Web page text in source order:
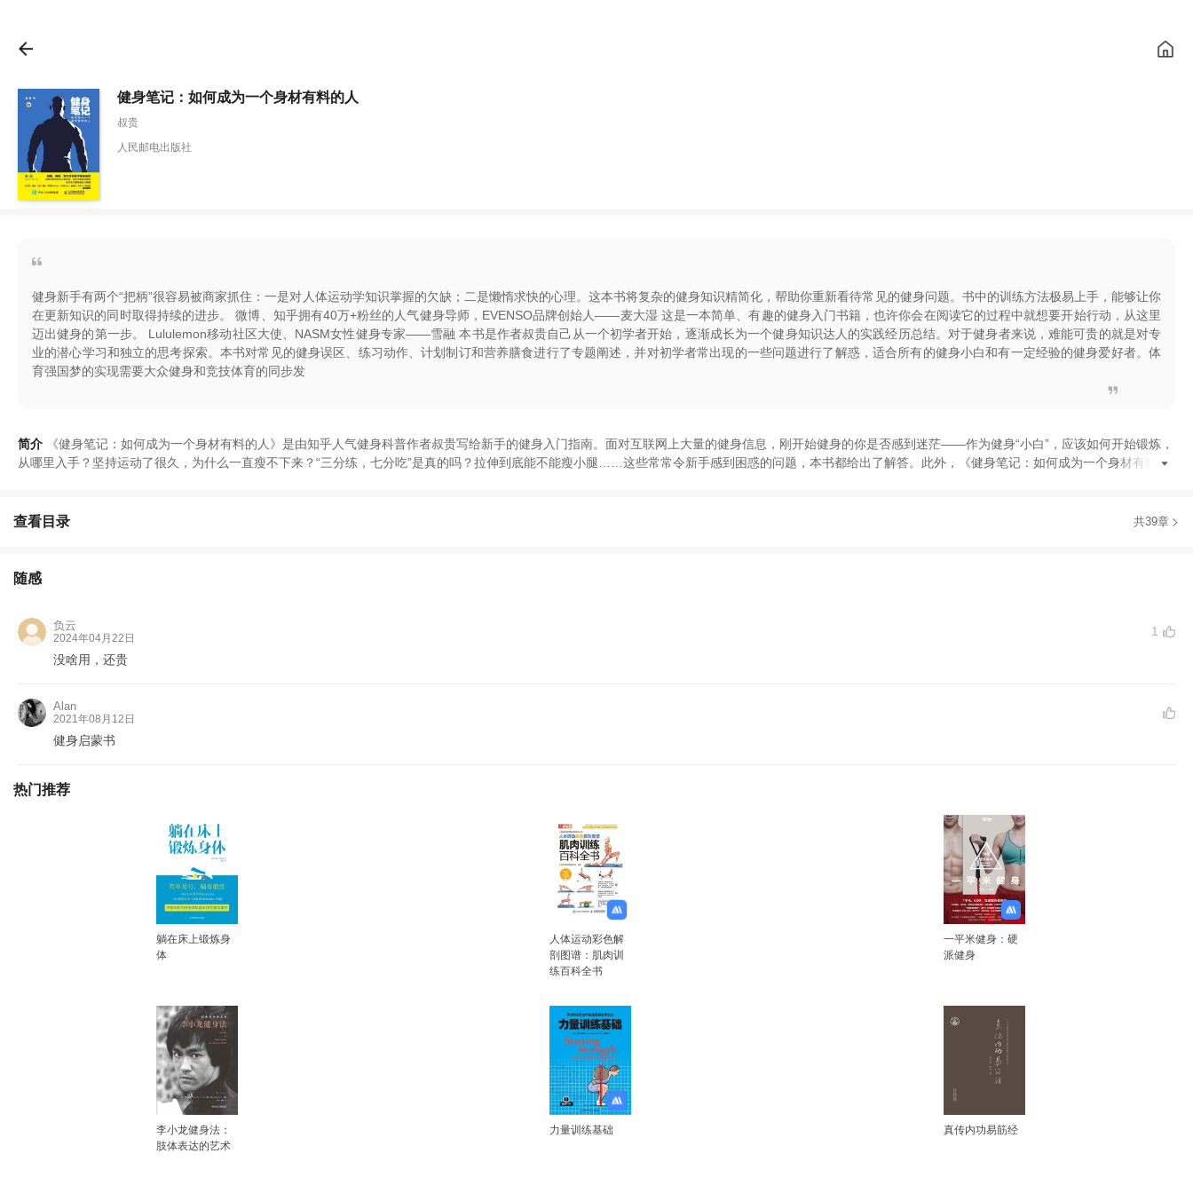
健身笔记：如何成为一个身材有料的人
叔贵
人民邮电出版社
健身新手有两个“把柄”很容易被商家抓住：一是对人体运动学知识掌握的欠缺；二是懒惰求快的心理。这本书将复杂的健身知识精简化，帮助你重新看待常见的健身问题。书中的训练方法极易上手，能够让你
在更新知识的同时取得持续的进步。 微博、知乎拥有40万+粉丝的人气健身导师，EVENSO品牌创始人——麦大湿 这是一本简单、有趣的健身入门书籍，也许你会在阅读它的过程中就想要开始行动，从这里
迈出健身的第一步。 Lululemon移动社区大使、NASM女性健身专家——雪融 本书是作者叔贵自己从一个初学者开始，逐渐成长为一个健身知识达人的实践经历总结。对于健身者来说，难能可贵的就是对专
业的潜心学习和独立的思考探索。本书对常见的健身误区、练习动作、计划制订和营养膳食进行了专题阐述，并对初学者常出现的一些问题进行了解惑，适合所有的健身小白和有一定经验的健身爱好者。体
育强国梦的实现需要大众健身和竞技体育的同步发
《健身笔记 ： 如何成为一个身材有料的人 》 是由知乎人气健身科普作者叔贵写给新手的健身入门指南。 面对互联网上大量的健身信息 ， 刚开始健身的你是否感到迷茫——作为健身“小白” ， 应该如何开始锻炼 ，
从哪里入手 ？ 坚持运动了很久 ， 为什么一直瘦不下来 ？“三分练 ， 七分吃”是真的吗 ？拉伸到底能不能瘦小腿 这些常常令新手感到困惑的问题 ， 本书都给出了解答。 此外 ， 《健身笔记 ： 如何成为一个身材有料的
简介
查看目录 共39章
随感
负云
2024年04月22日
1
没啥用，还贵
Alan
2021年08月12日
健身启蒙书
热门推荐
躺在床上锻炼身
体
人体运动彩色解
剖图谱：肌肉训
练百科全书
一平米健身：硬
派健身
李小龙健身法：
肢体表达的艺术
力量训练基础 真传内功易筋经